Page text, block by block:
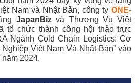
Nam và Nhật Bản, công ty ONE-
JapanBizvà Thương Vụ Việt
tổ chức thành công hội thảo trực
Ngành Cold Chain Logistics: Cơ
Việt Nam Và Nhật Bản” vào
2024.